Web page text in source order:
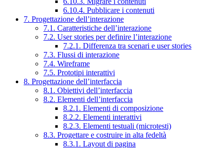
6.10.4. Pubblicare i contenuti
7. Progettazione dell’interazione
7.1. Caratteristiche dell’interazione
7.2. User stories per definire l’interazione
7.2.1. Differenza tra scenari e user stories
7.3. Flussi di interazione
7.4. Wireframe
7.5. Prototipi interattivi
8. Progettazione dell’interfaccia
8.1. Obiettivi dell’interfaccia
8.2. Elementi dell’interfaccia
8.2.1. Elementi di composizione
8.2.2. Elementi interattivi
8.2.3. Elementi testuali (microtesti)
8.3. Progettare e costruire in alta fedeltà
8.3.1. Layout di pagina